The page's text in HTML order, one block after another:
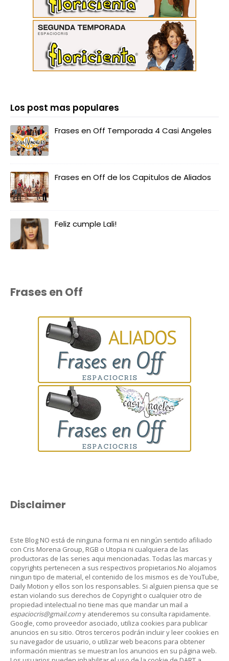
Los post mas populares
Frases en Off Temporada 4 Casi Angeles
Frases en Off de los Capitulos de Aliados
Feliz cumple Lali!
Frases en Off
Disclaimer
Este Blog NO está de ninguna forma ni en ningún sentido afiliado
con Cris Morena Group, RGB o Utopia ni cualquiera de las
productoras de las series aqui mencionadas. Todas las marcas y
copyrights pertenecen a sus respectivos propietarios.No alojamos
ningun tipo de material, el contenido de los mismos es de YouTube,
Daily Motion y ellos son los responsables. Si alguien piensa que se
estan violando sus derechos de Copyright o cualquier otro de
propiedad intelectual no tiene mas que mandar un mail a
espaciocris@gmail.comy atenderemos su consulta rapidamente.
Google, como proveedor asociado, utiliza cookies para publicar
anuncios en su sitio. Otros terceros podrán incluir y leer cookies en
su navegador de usuario, o utilizar web beacons para obtener
información mientras se muestran los anuncios en su página web.